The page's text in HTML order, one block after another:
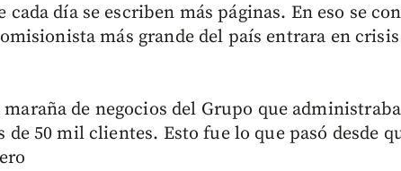
cada día se escriben más páginas. En eso se
más grande del país entrara en
de negocios del Grupo que administraba
de 50 mil clientes. Esto fue lo que pasó desde